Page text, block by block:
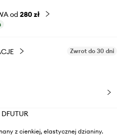
od 280 zł
Zwrot do 30 dni
z cienkiej, elastycznej dzianiny.